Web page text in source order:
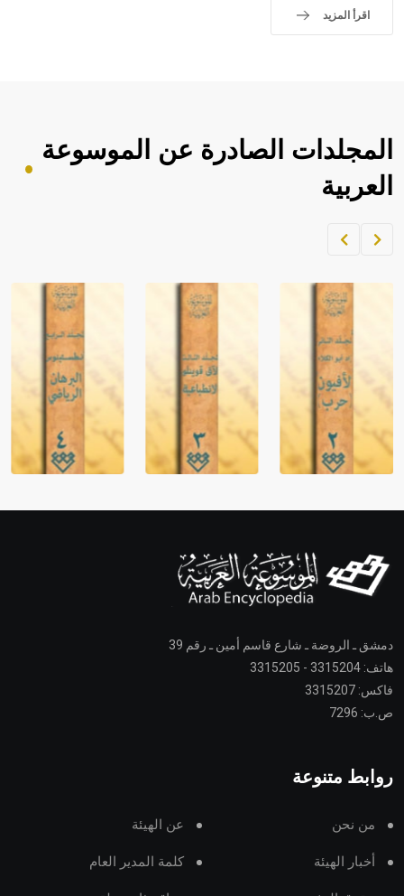
اقرأ المزيد
المجلدات الصادرة عن الموسوعة
العربية
دمشق ـ الروضة ـ شارع قاسم أمين ـ رقم 39
هاتف: 3315204 - 3315205
فاكس: 3315207
ص.ب: 7296
روابط متنوعة
من نحن عن الهيئة
أخبار الهيئة كلمة المدير العام